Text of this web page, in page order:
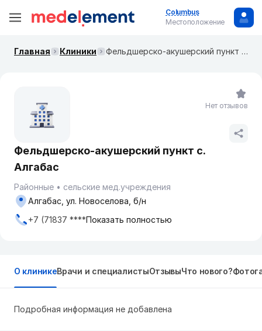
Columbus
Местоположение
Главная Клиники Фельдшерско-акушерский пункт с. Алгабас
Фельдшерско-акушерский пункт с.
Алгабас
Районные
сельские мед.учреждения
Алгабас, ул. Новоселова, б/н
+7 (71837 ****Показать полностью
Нет отзывов
О клиникеВрачи и специалистыОтзывыЧто нового?
Подробная информация не добавлена